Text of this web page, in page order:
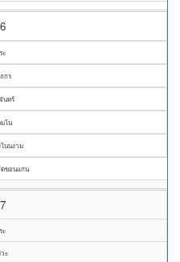
ะ
กร
นทร์
โน
นนงาม
ขอนแก่น
ะ
ะ